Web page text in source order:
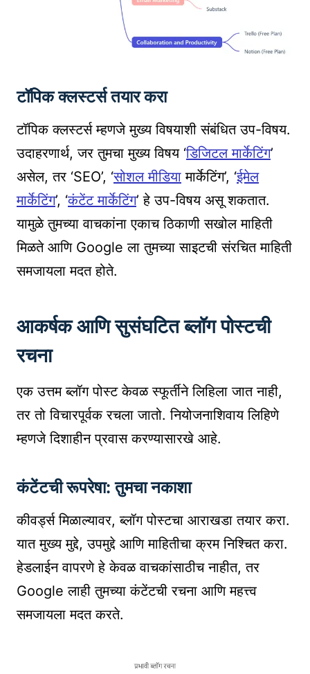
टॉपिक क्लस्टर्स तयार करा
टॉपिक क्लस्टर्स म्हणजे मुख्य विषयाशी संबंधित उप-विषय.
उदाहरणार्थ, जर तुमचा मुख्य विषय ‘डिजिटल मार्केटिंग’
असेल, तर ‘SEO’, ‘सोशल मीडिया मार्केटिंग’, ‘ईमेल
मार्केटिंग’, ‘कंटेंट मार्केटिंग’ हे उप-विषय असू शकतात.
यामुळे तुमच्या वाचकांना एकाच ठिकाणी सखोल माहिती
मिळते आणि Google ला तुमच्या साइटची संरचित माहिती
समजायला मदत होते.
आकर्षक आणि सुसंघटित ब्लॉग पोस्टची
रचना
एक उत्तम ब्लॉग पोस्ट केवळ स्फूर्तीने लिहिला जात नाही,
तर तो विचारपूर्वक रचला जातो. नियोजनाशिवाय लिहिणे
म्हणजे दिशाहीन प्रवास करण्यासारखे आहे.
कंटेंटची रूपरेषा: तुमचा नकाशा
कीवर्ड्स मिळाल्यावर, ब्लॉग पोस्टचा आराखडा तयार करा.
यात मुख्य मुद्दे, उपमुद्दे आणि माहितीचा क्रम निश्चित करा.
हेडलाईन वापरणे हे केवळ वाचकांसाठीच नाहीत, तर
Google लाही तुमच्या कंटेंटची रचना आणि महत्त्व
समजायला मदत करते.